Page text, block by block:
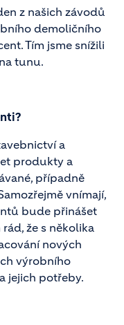
z našich závodů
demoličního
Tím jsme snížili
tunu.
a
produkty a
případně
vnímají,
bude přinášet
že s několika
nových
výrobního
jejich potřeby.